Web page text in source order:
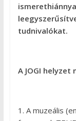
tudnivalókat.
A JOGI helyzet
1. A muzeális